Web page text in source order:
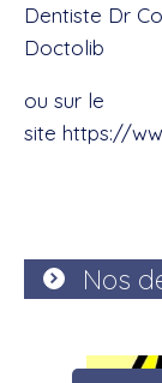
Dentiste Dr
Doctolib
ou sur le
site https://
Nos